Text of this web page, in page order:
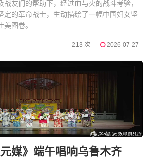
友们的帮助下，经过血与火的战斗考验，
定的革命战士，生动描绘了一幅中国妇女坚
图卷。
213 次 2026-07-27
媒》端午唱响乌鲁木齐